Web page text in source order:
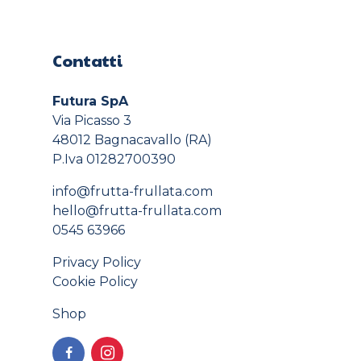
Contatti
Futura SpA
Via Picasso 3
48012 Bagnacavallo (RA)
P.Iva 01282700390
info@frutta-frullata.com
hello@frutta-frullata.com
0545 63966
Privacy Policy
Cookie Policy
Shop